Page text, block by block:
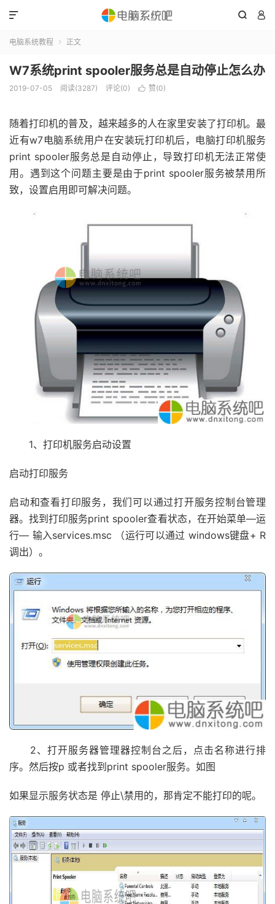
 

电脑系统教程  正文
W7系统print spooler服务总是自动停止怎么办
2019-07-05 阅读(3287) 评论(0)  赞(0)
随着打印机的普及，越来越多的人在家里安装了打印机。最
近有w7电脑系统用户在安装玩打印机后，电脑打印机服务
print spooler服务总是自动停止，导致打印机无法正常使
用。遇到这个问题主要是由于print spooler服务被禁用所
致，设置启用即可解决问题。
1、打印机服务启动设置
启动打印服务
启动和查看打印服务，我们可以通过打开服务控制台管理
器。找到打印服务print spooler查看状态，在开始菜单—运
行— 输入services.msc （运行可以通过 windows键盘+ R
调出）。
2、打开服务器管理器控制台之后，点击名称进行排
序。然后按p 或者找到print spooler服务。如图
如果显示服务状态是 停止\禁用的，那肯定不能打印的呢。